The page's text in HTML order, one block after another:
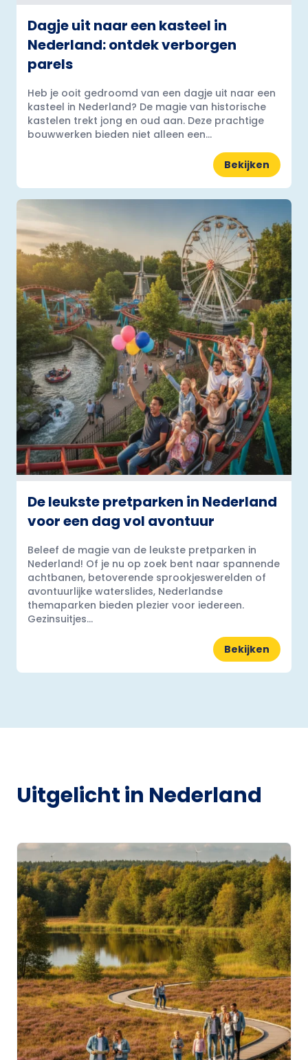
Dagje uit naar een kasteel in
Nederland: ontdek verborgen
parels
Heb je ooit gedroomd van een dagje uit naar een
kasteel in Nederland? De magie van historische
kastelen trekt jong en oud aan. Deze prachtige
bouwwerken bieden niet alleen een...
Bekijken
De leukste pretparken in Nederland
voor een dag vol avontuur
Beleef de magie van de leukste pretparken in
Nederland! Of je nu op zoek bent naar spannende
achtbanen, betoverende sprookjeswerelden of
avontuurlijke waterslides, Nederlandse
themaparken bieden plezier voor iedereen.
Gezinsuitjes...
Bekijken
Uitgelicht in Nederland